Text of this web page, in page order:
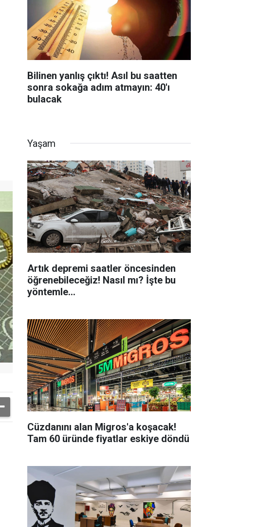
Bilinen yanlış çıktı! Asıl bu saatten
sonra sokağa adım atmayın: 40'ı
bulacak
Yaşam
Artık depremi saatler öncesinden
öğrenebileceğiz! Nasıl mı? İşte bu
yöntemle...
Cüzdanını alan Migros'a koşacak!
Tam 60 üründe fiyatlar eskiye döndü